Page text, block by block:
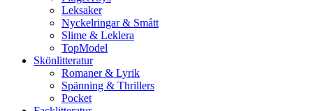
Leksaker
Nyckelringar & Smått
Slime & Leklera
TopModel
Skönlitteratur
Romaner & Lyrik
Spänning & Thrillers
Pocket